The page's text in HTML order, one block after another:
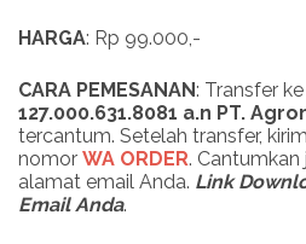
HARGA: Rp 99.000,-
CARA PEMESANAN: Transfer
127.000.631.8081 a.n PT.
tercantum. Setelah transfer,
nomor WA ORDER.
alamat email Anda. Link
Email Anda.